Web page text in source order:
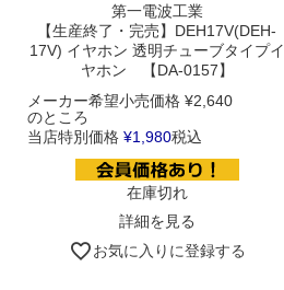
第一電波工業
【生産終了・完売】DEH17V(DEH-
17V) イヤホン 透明チューブタイプイ
ヤホン 【DA-0157】
メーカー希望小売価格 ¥2,640
のところ
当店特別価格 ¥1,980税込
在庫切れ
詳細を見る
お気に入りに登録する